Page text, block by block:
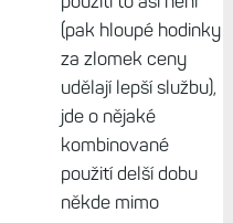
displej, asi ta
spotřeba čipu bude
mít v extrémně
úsporném režimu
hlavní podíl. BTW:
Zajímal by me use
case pro takto